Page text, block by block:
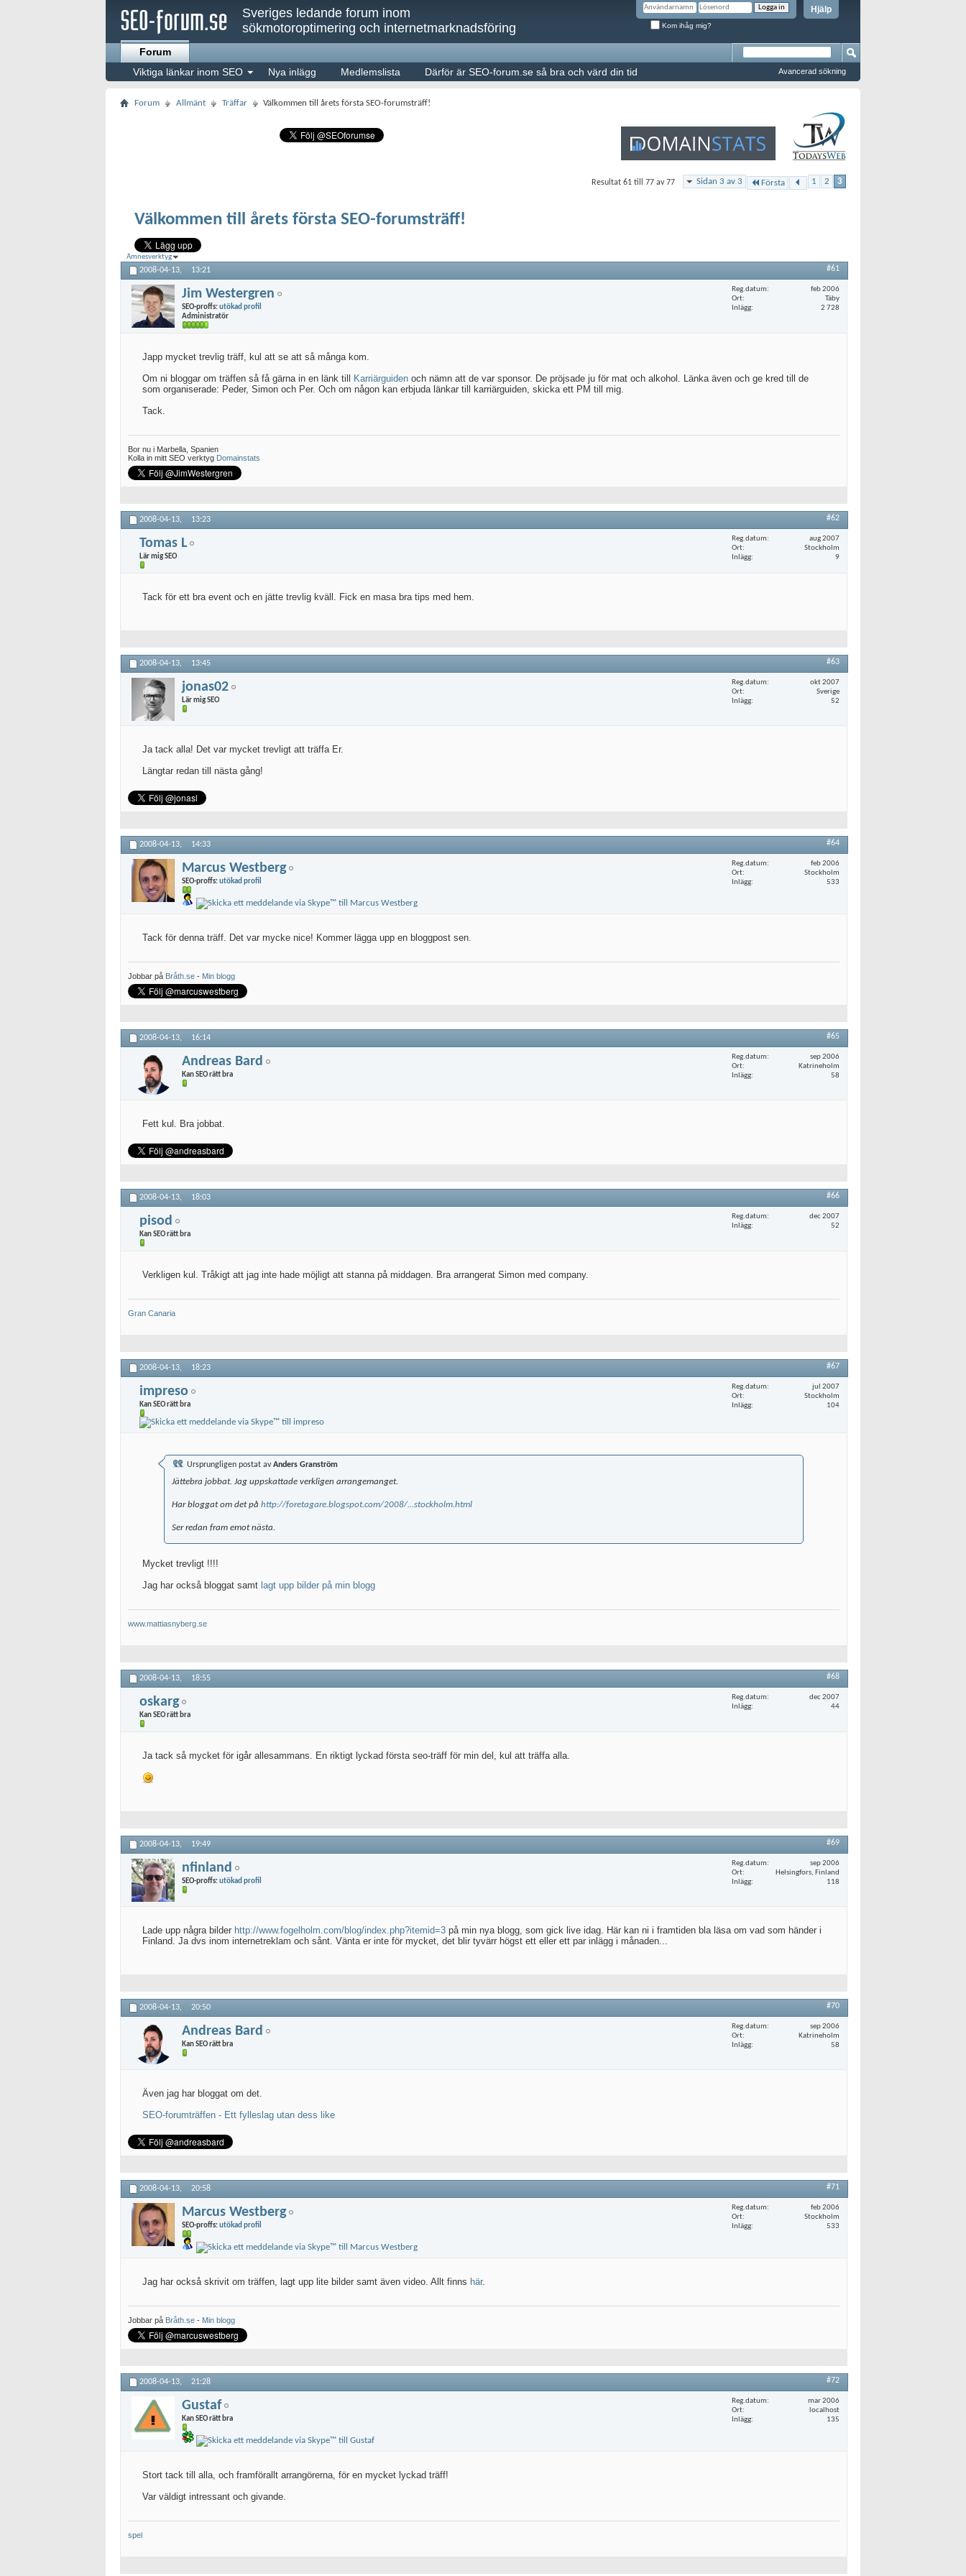
Hjälp
Kom ihåg mig?
Sveriges ledande forum inom
sökmotoroptimering och internetmarknadsföring
Forum
Viktiga länkar inom SEO
Nya inlägg Medlemslista Därför är SEO-forum.se så bra och värd din tid Avancerad sökning
Forum Allmänt Träffar Välkommen till årets första SEO-forumsträff!
Sidan 3 av 3 Första 1 2 3
Resultat 61 till 77 av 77
Välkommen till årets första SEO-forumsträff!
Ämnesverktyg
2008-04-13, 13:21 #61
Jim Westergren
SEO-proffs:utökad profil
Administratör
Reg.datum
feb 2006
Ort
Täby
Inlägg
2 728
Japp mycket trevlig träff, kul att se att så många kom.
Om ni bloggar om träffen så få gärna in en länk till
Karriärguiden och nämn att de var sponsor. De pröjsade ju för mat och alkohol. Länka även och ge kred till de
som organiserade: Peder, Simon och Per. Och om någon kan erbjuda länkar till karriärguiden, skicka ett PM till mig.
Tack.
Bor nu i Marbella, Spanien
Kolla in mitt SEO verktyg Domainstats
2008-04-13, 13:23 #62
Tomas L
Lär mig SEO
Reg.datum
aug 2007
Ort
Stockholm
Inlägg
9
Tack för ett bra event och en jätte trevlig kväll. Fick en masa bra tips med hem.
2008-04-13, 13:45 #63
jonas02
Lär mig SEO
Reg.datum
okt 2007
Ort
Sverige
Inlägg
52
Ja tack alla! Det var mycket trevligt att träffa Er.
Längtar redan till nästa gång!
2008-04-13, 14:33 #64
Marcus Westberg
SEO-proffs:utökad profil
Reg.datum
feb 2006
Ort
Stockholm
Inlägg
533
Tack för denna träff. Det var mycke nice! Kommer lägga upp en bloggpost sen.
Jobbar på Bråth.se - Min blogg
2008-04-13, 16:14 #65
Andreas Bard
Kan SEO rätt bra
Reg.datum
sep 2006
Ort
Katrineholm
Inlägg
58
Fett kul. Bra jobbat.
2008-04-13, 18:03 #66
pisod
Kan SEO rätt bra
Reg.datum
dec 2007
Inlägg
52
Verkligen kul. Tråkigt att jag inte hade möjligt att stanna på middagen. Bra arrangerat Simon med company.
Gran Canaria
2008-04-13, 18:23 #67
impreso
Kan SEO rätt bra
Reg.datum
jul 2007
Ort
Stockholm
Inlägg
104
Ursprungligen postat avAnders Granström
Jättebra jobbat. Jag uppskattade verkligen arrangemanget.
Har bloggat om det på http://foretagare.blogspot.com/2008/...stockholm.html
Ser redan fram emot nästa.
Mycket trevligt !!!!
Jag har också bloggat samt lagt upp bilder på min blogg
www.mattiasnyberg.se
2008-04-13, 18:55 #68
oskarg
Kan SEO rätt bra
Reg.datum
dec 2007
Inlägg
44
Ja tack så mycket för igår allesammans. En riktigt lyckad första seo-träff för min del, kul att träffa alla.
2008-04-13, 19:49 #69
nfinland
SEO-proffs:utökad profil
Reg.datum
sep 2006
Ort
Helsingfors, Finland
Inlägg
118
Lade upp några bilder http://www.fogelholm.com/blog/index.php?itemid=3 på min nya blogg, som gick live idag. Här kan ni i framtiden bla läsa om vad som händer i
Finland. Ja dvs inom internetreklam och sånt. Vänta er inte för mycket, det blir tyvärr högst ett eller ett par inlägg i månaden...
2008-04-13, 20:50 #70
Andreas Bard
Kan SEO rätt bra
Reg.datum
sep 2006
Ort
Katrineholm
Inlägg
58
Även jag har bloggat om det.
SEO-forumträffen - Ett fylleslag utan dess like
2008-04-13, 20:58 #71
Marcus Westberg
SEO-proffs:utökad profil
Reg.datum
feb 2006
Ort
Stockholm
Inlägg
533
Jag har också skrivit om träffen, lagt upp lite bilder samt även video. Allt finns här.
Jobbar på Bråth.se - Min blogg
2008-04-13, 21:28 #72
Gustaf
Kan SEO rätt bra
Reg.datum
mar 2006
Ort
localhost
Inlägg
135
Stort tack till alla, och framförallt arrangörerna, för en mycket lyckad träff!
Var väldigt intressant och givande.
spel